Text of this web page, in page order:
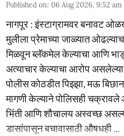
Published on: 06 Aug 2026, 9:52 am
नागपूर : इंस्टाग्रामवर बनावट
मुलीला प्रेमाच्या जाळ्यात
मिळवून ब्लॅकमेल केल्याचा आणि
अत्याचार केल्याचा आरोप
पोलीस कोठडीत पिझ्झा, मऊ
मागणी केल्याने पोलिसही
भिंती आणि शौचालय अस्वच्छ
डासांपासून बचावासाठी औषधही ...